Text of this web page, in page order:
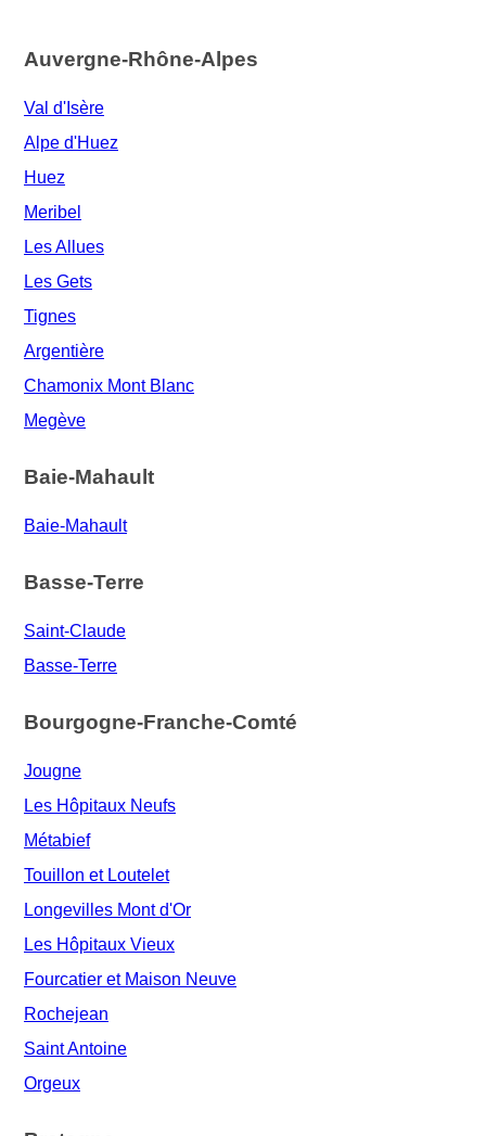
Auvergne-Rhône-Alpes
Val d'Isère
Alpe d'Huez
Huez
Meribel
Les Allues
Les Gets
Tignes
Argentière
Chamonix Mont Blanc
Megève
Baie-Mahault
Baie-Mahault
Basse-Terre
Saint-Claude
Basse-Terre
Bourgogne-Franche-Comté
Jougne
Les Hôpitaux Neufs
Métabief
Touillon et Loutelet
Longevilles Mont d'Or
Les Hôpitaux Vieux
Fourcatier et Maison Neuve
Rochejean
Saint Antoine
Orgeux